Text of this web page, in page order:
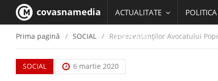
covasnamedia ACTUALITATE POLITICA
EDUCATIE
Prima pagină SOCIAL Reprezentanţilor Avocatului
SOCIAL 6 martie 2020